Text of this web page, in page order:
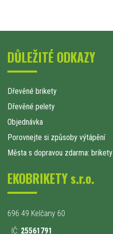
DŮLEŽITÉ ODKAZY
Dřevěné brikety
Dřevěné pelety
Objednávka
Porovnejte si způsoby výtápění
Města s dopravou zdarma: brikety
EKOBRIKETY s.r.o.
696 49 Kelčany 60
IČ: 25561791